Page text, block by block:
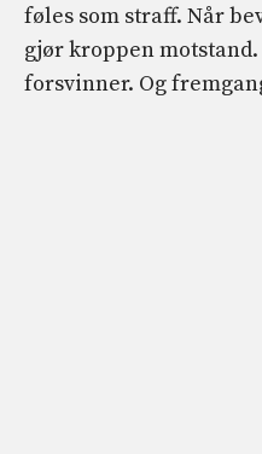
føles som straff. Når
gjør kroppen
forsvinner. Og